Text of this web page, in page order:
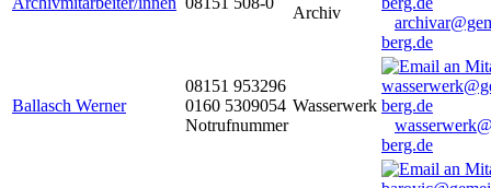
Archiv
berg.de
Ballasch Werner
08151 953296
0160 5309054
Notrufnummer
Wasserwerk
berg.de